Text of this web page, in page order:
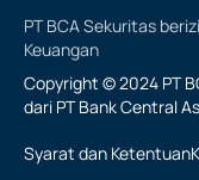
PT BCA Sekuritas
Keuangan
Copyright © 2024 PT
dari PT Bank Central
Syarat dan Ketentuan